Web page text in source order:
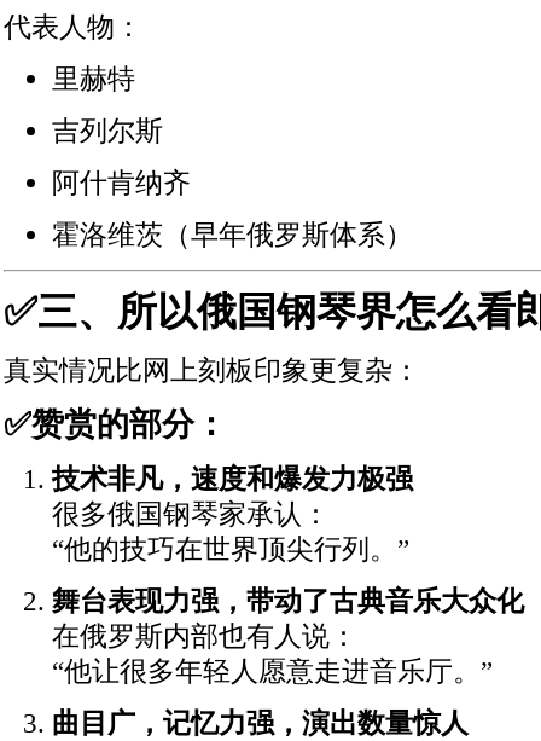
代表人物：
里赫特
吉列尔斯
阿什肯纳齐
霍洛维茨（早年俄罗斯体系）
✅三、所以俄国钢琴界怎么看
真实情况比网上刻板印象更复杂：
✅赞赏的部分：
技术非凡，速度和爆发力极强
很多俄国钢琴家承认：
“他的技巧在世界顶尖行列。”
舞台表现力强，带动了古典音乐大众化
在俄罗斯内部也有人说：
“他让很多年轻人愿意走进音乐厅。”
曲目广，记忆力强，演出数量惊人